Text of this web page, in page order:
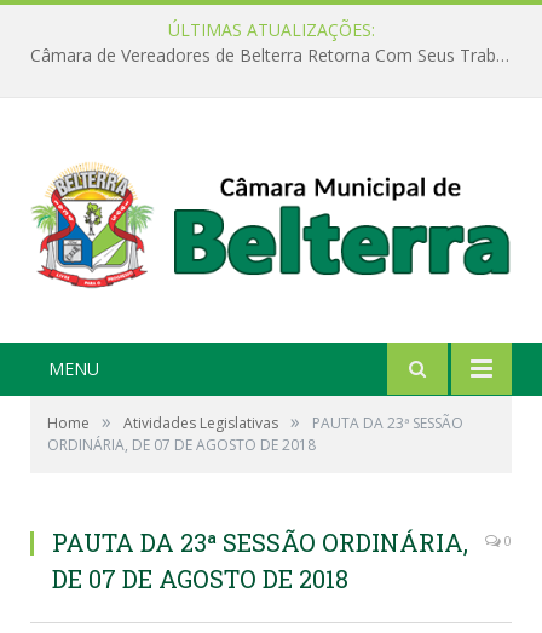
ÚLTIMAS ATUALIZAÇÕES:
Câmara de Vereadores de Belterra Retorna Com Seus Trabalhos Legislativos
MENU
Home » Atividades Legislativas »
PAUTA DA 23ª SESSÃO
ORDINÁRIA, DE 07 DE AGOSTO DE 2018
PAUTA DA 23ª SESSÃO ORDINÁRIA,
DE 07 DE AGOSTO DE 2018
0